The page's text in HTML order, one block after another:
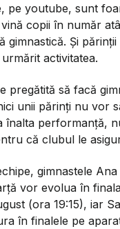
pe youtube, sunt
copii în număr
gimnastică. Și
activitatea.
pregătită să facă
unii părinți nu vor
înalta performanță,
că clubul le
gimnastele
vor evolua în
(ora 19:15), iar
în finalele pe